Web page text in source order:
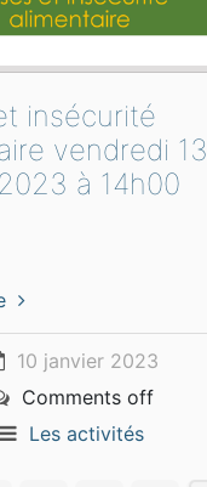
insécurité
vendredi 13
à 14h00
10 janvier 2023
Comments off
Les activités